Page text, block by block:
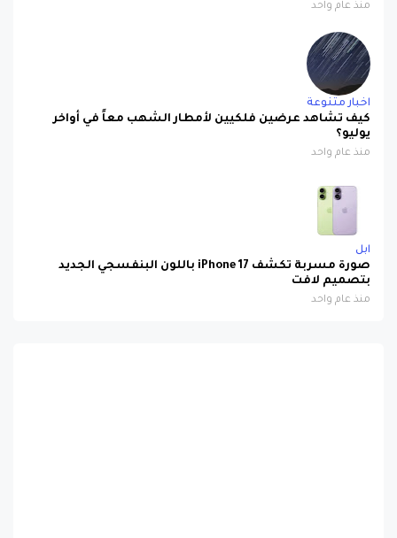
منذ عام واحد
اخبار متنوعة
كيف تشاهد عرضين فلكيين لأمطار الشهب معاً في أواخر
يوليو؟
منذ عام واحد
ابل
صورة مسربة تكشف iPhone 17 باللون البنفسجي الجديد
بتصميم لافت
منذ عام واحد